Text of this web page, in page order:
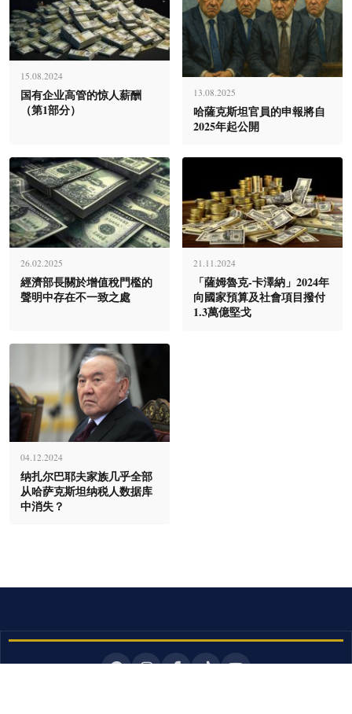
15.08.2024
国有企业高管的惊人薪酬
（第1部分）
13.08.2025
哈薩克斯坦官員的申報將自
2025年起公開
26.02.2025
經濟部長關於增值稅門檻的
聲明中存在不一致之處
21.11.2024
「薩姆魯克-卡澤納」2024年
向國家預算及社會項目撥付
1.3萬億堅戈
04.12.2024
纳扎尔巴耶夫家族几乎全部
从哈萨克斯坦纳税人数据库
中消失？